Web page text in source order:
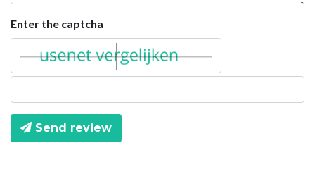
Enter the captcha
Send review